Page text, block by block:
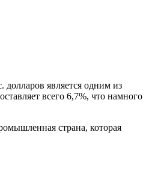
долларов является одним из
всего 6,7%, что намного
страна, которая